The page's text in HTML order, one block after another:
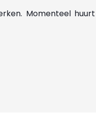
Momenteel huurt